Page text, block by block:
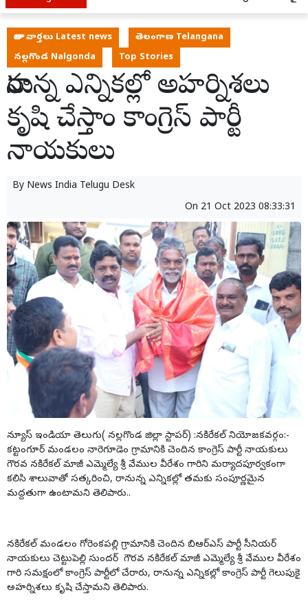
తాజా వార్తలు Latest news
తెలంగాణ Telangana
నల్లగొండ Nalgonda
Top Stories
రానున్న ఎన్నికల్లో అహర్నిశలు
కృషి చేస్తాం కాంగ్రెస్ పార్టీ
నాయకులు
By News India Telugu Desk
On 21 Oct 2023 08:33:31
న్యూస్ ఇండియా తెలుగు( నల్లగొండ జిల్లా స్టాపర్) :నకిరేకల్ నియోజకవర్గం:-
కట్టంగూర్ మండలం నారెగూడెం గ్రామానికి చెందిన కాంగ్రెస్ పార్టీ నాయకులు
గౌరవ నకిరేకల్ మాజీ ఎమ్మెల్యే శ్రీ వేముల వీరేశం గారిని మర్యాదపూర్వకంగా
కలిసి శాలువాతో సత్కరించి, రానున్న ఎన్నికల్లో తమకు సంపూర్ణమైన
మద్దతుగా ఉంటామని తెలిపారు..
నకిరేకల్ మండలం గోరెంకపల్లి గ్రామానికి చెందిన బిఆర్ఎస్ పార్టీ సీనియర్
నాయకులు చెట్టుపెల్లి సుందర్ గౌరవ నకిరేకల్ మాజీ ఎమ్మెల్యే శ్రీ వేముల వీరేశం
గారి సమక్షంలో కాంగ్రెస్ పార్టీలో చేరారు, రానున్న ఎన్నికల్లో కాంగ్రెస్ పార్టీ గెలుపుకై
అహర్నిశలు కృషి చేస్తామని తెలిపారు.